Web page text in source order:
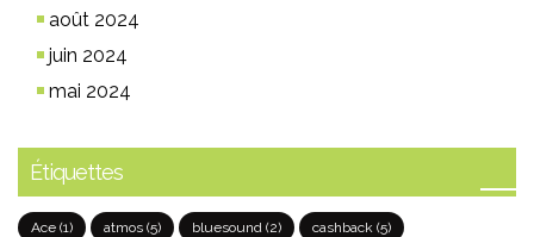
août 2024
juin 2024
mai 2024
Étiquettes
Ace (1) atmos (5) bluesound (2) cashback (5)